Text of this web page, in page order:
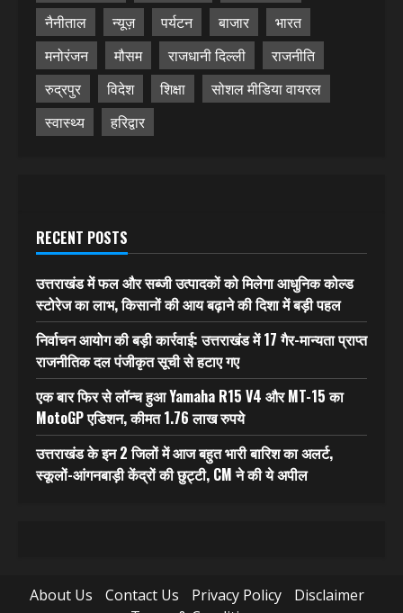
नैनीताल
न्यूज़ पर्यटन बाजार
भारत
मनोरंजन
मौसम राजधानी दिल्ली
राजनीति
रुद्रपुर
विदेश शिक्षा
सोशल मीडिया वायरल
स्वास्थ्य
हरिद्वार
RECENT POSTS
उत्तराखंड में फल और सब्जी उत्पादकों को मिलेगा आधुनिक कोल्ड
स्टोरेज का लाभ, किसानों की आय बढ़ाने की दिशा में बड़ी पहल
निर्वाचन आयोग की बड़ी कार्रवाई: उत्तराखंड में 17 गैर-मान्यता प्राप्त
राजनीतिक दल पंजीकृत सूची से हटाए गए
एक बार फिर से लॉन्च हुआ Yamaha R15 V4 और MT-15 का
MotoGP एडिशन, कीमत 1.76 लाख रुपये
उत्तराखंड के इन 2 जिलों में आज बहुत भारी बारिश का अलर्ट,
स्कूलों-आंगनबाड़ी केंद्रों की छुट्टी, CM ने की ये अपील
About Us Contact Us Privacy Policy
Disclaimer